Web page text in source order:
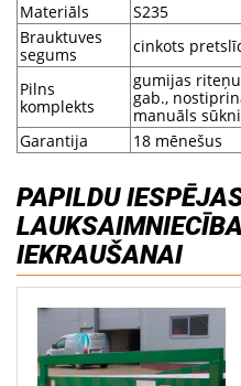
Materiāls
S235
Brauktuves
segums
cinkots
Pilns
komplekts
gumijas riteņu
gab.,
manuāls
Garantija
18 mēnešus
PAPILDU
IEKRAUŠANAI